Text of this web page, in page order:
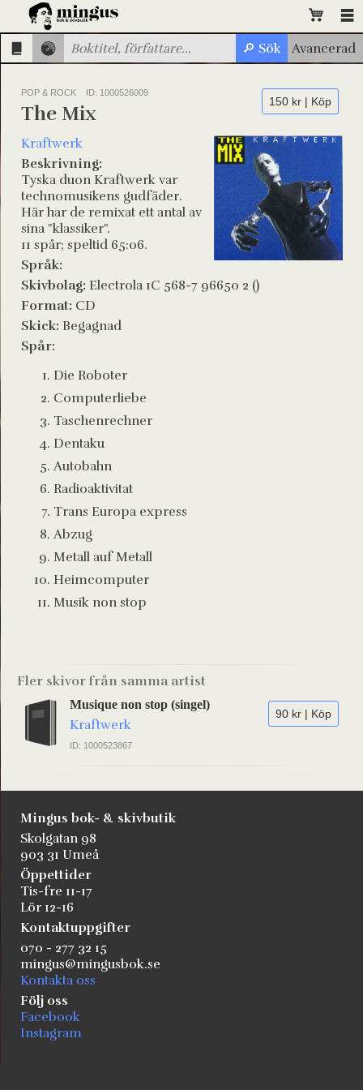
POP & ROCK ID: 1000526009
150 kr | Köp
The Mix
Kraftwerk
Beskrivning:
Tyska duon Kraftwerk var
technomusikens gudfäder.
Här har de remixat ett antal av
sina "klassiker".
11 spår; speltid 65:06.
Språk:
Skivbolag: Electrola 1C 568-7 96650 2 ()
Format: CD
Skick: Begagnad
Spår:
Die Roboter
Computerliebe
Taschenrechner
Dentaku
Autobahn
Radioaktivitat
Trans Europa express
Abzug
Metall auf Metall
Heimcomputer
Musik non stop
Fler skivor från samma artist
90 kr | Köp
Musique non stop (singel)
Kraftwerk
ID: 1000523867
Mingus bok- & skivbutik
Skolgatan 98
903 31 Umeå
Öppettider
Tis-fre 11-17
Lör 12-16
Kontaktuppgifter
070 - 277 32 15
mingus@mingusbok.se
Kontakta oss
Följ oss
Facebook
Instagram